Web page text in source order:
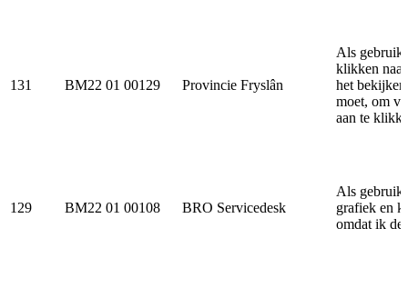
131 BM22 01 00129 Provincie Fryslân
Als
klikken
het
moet, om
aan te
129 BM22 01 00108 BRO Servicedesk
Als
grafiek en
omdat ik